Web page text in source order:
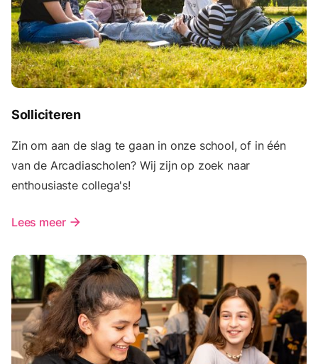
Solliciteren
Zin om aan de slag te gaan in onze school, of in één
van de Arcadiascholen? Wij zijn op zoek naar
enthousiaste collega's!
Lees meer arrow_forward